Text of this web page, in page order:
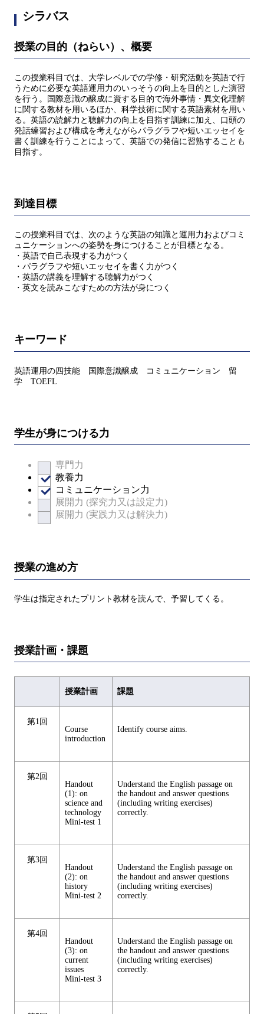
シラバス
授業の目的（ねらい）、概要
この授業科目では、大学レベルでの学修・研究活動を英語で行
うために必要な英語運用力のいっそうの向上を目的とした演習
を行う。国際意識の醸成に資する目的で海外事情・異文化理解
に関する教材を用いるほか、科学技術に関する英語素材を用い
る。英語の読解力と聴解力の向上を目指す訓練に加え、口頭の
発話練習および構成を考えながらパラグラフや短いエッセイを
書く訓練を行うことによって、英語での発信に習熟することも
目指す。
到達目標
この授業科目では、次のような英語の知識と運用力およびコミ
ュニケーションへの姿勢を身につけることが目標となる。
・英語で自己表現する力がつく
・パラグラフや短いエッセイを書く力がつく
・英語の講義を理解する聴解力がつく
・英文を読みこなすための方法が身につく
キーワード
英語運用の四技能 国際意識醸成 コミュニケーション 留
学 TOEFL
学生が身につける力
専門力
教養力
コミュニケーション力
展開力 (探究力又は設定力)
展開力 (実践力又は解決力)
授業の進め方
学生は指定されたプリント教材を読んで、予習してくる。
授業計画・課題
授業計画 課題
第1回
Course
introduction
Identify course aims.
第2回
Handout
(1): on
science and
technology
Mini-test 1
Understand the English passage on
the handout and answer questions
(including writing exercises)
correctly.
第3回
Handout
(2): on
history
Mini-test 2
Understand the English passage on
the handout and answer questions
(including writing exercises)
correctly.
第4回
Handout
(3): on
current
issues
Mini-test 3
Understand the English passage on
the handout and answer questions
(including writing exercises)
correctly.